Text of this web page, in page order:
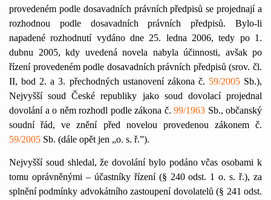
provedeném podle dosavadních právních předpisů se projednají a
rozhodnou podle dosavadních právních předpisů. Bylo-li
napadené rozhodnutí vydáno dne 25. ledna 2006, tedy po 1.
dubnu 2005, kdy uvedená novela nabyla účinnosti, avšak po
řízení provedeném podle dosavadních právních předpisů (srov. čl.
II, bod 2. a 3. přechodných ustanovení zákona č. 59/2005Sb.),
Nejvyšší soud České republiky jako soud dovolací projednal
dovolání a o něm rozhodl podle zákona č. 99/1963 Sb., občanský
soudní řád, ve znění před novelou provedenou zákonem č.
59/2005 Sb. (dále opět jen „o. s. ř.”).
Nejvyšší soud shledal, že dovolání bylo podáno včas osobami k
tomu oprávněnými – účastníky řízení (§ 240 odst. 1 o. s. ř.), za
splnění podmínky advokátního zastoupení dovolatelů (§ 241 odst.